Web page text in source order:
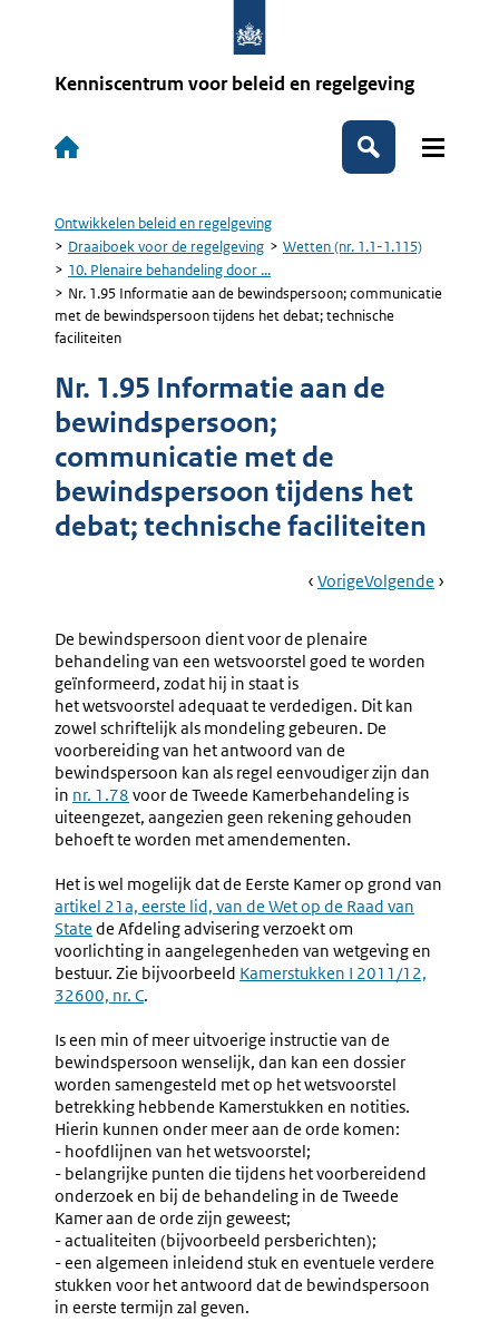
Kenniscentrum voor beleid en regelgeving
Hoofdnavigatie
Zoeken
Kruimelpad
Ontwikkelen beleid en regelgeving
Draaiboek voor de regelgeving
Wetten (nr. 1.1-1.115)
10. Plenaire behandeling door ...
Nr. 1.95 Informatie aan de bewindspersoon; communicatie
met de bewindspersoon tijdens het debat; technische
faciliteiten
Nr. 1.95 Informatie aan de
bewindspersoon;
communicatie met de
bewindspersoon tijdens het
debat; technische faciliteiten
Book
Ga
VorigePagina:
Vervaardigen
Van
Voor
Het
Ga
Volgende Pagina:
De bewindspersoon dient voor de plenaire
behandeling van een wetsvoorstel goed te worden
geïnformeerd, zodat hij in staat is
het wetsvoorstel adequaat te verdedigen. Dit kan
zowel schriftelijk als mondeling gebeuren. De
voorbereiding van het antwoord van de
bewindspersoon kan als regel eenvoudiger zijn dan
in nr. 1.78 voor de Tweede Kamerbehandeling is
uiteengezet, aangezien geen rekening gehouden
behoeft te worden met amendementen.
Het is wel mogelijk dat de Eerste Kamer op grond van
Externe
link:
artikel 21a, eerste lid, van de Wet op de Raad van
State de Afdeling advisering verzoekt om
voorlichting in aangelegenheden van wetgeving en
bestuur. Zie bijvoorbeeld Externe
Kamerstukken I 2011/12,
32600, nr. C.
Is een min of meer uitvoerige instructie van de
bewindspersoon wenselijk, dan kan een dossier
worden samengesteld met op het wetsvoorstel
betrekking hebbende Kamerstukken en notities.
Hierin kunnen onder meer aan de orde komen:
- hoofdlijnen van het wetsvoorstel;
- belangrijke punten die tijdens het voorbereidend
onderzoek en bij de behandeling in de Tweede
Kamer aan de orde zijn geweest;
- actualiteiten (bijvoorbeeld persberichten);
- een algemeen inleidend stuk en eventuele verdere
stukken voor het antwoord dat de bewindspersoon
in eerste termijn zal geven.